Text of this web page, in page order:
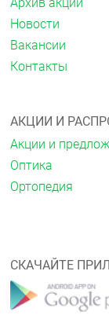
Новости
Вакансии
Контакты
АКЦИИ И
Акции и
Оптика
Ортопедия
СКАЧАЙТЕ